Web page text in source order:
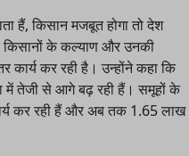
हैं, किसान मजबूत होगा तो देश
किसानों के कल्याण और उनकी
कार्य कर रही है। उन्होंने कहा कि
में तेजी से आगे बढ़ रही हैं। समूहों के
कर रही हैं और अब तक 1.65 लाख